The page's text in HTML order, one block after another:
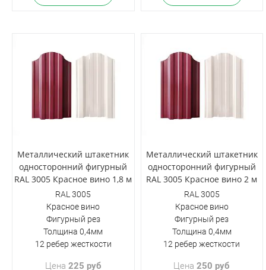
Металлический штакетник
односторонний фигурный
RAL 3005 Красное вино 1,8 м
RAL 3005
Красное вино
Фигурный рез
Толщина 0,4мм
12 ребер жесткости
Цена 225 руб
Металлический штакетник
односторонний фигурный
RAL 3005 Красное вино 2 м
RAL 3005
Красное вино
Фигурный рез
Толщина 0,4мм
12 ребер жесткости
Цена250 руб